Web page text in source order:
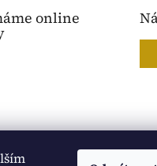
online